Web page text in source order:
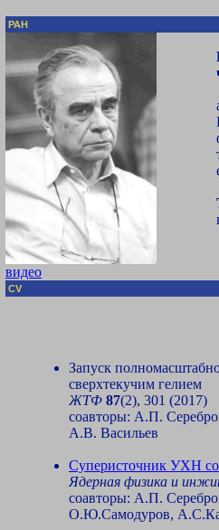
РАН
видео
CV
Запуск
сверхтекучим гелием
ЖТФ 87(2), 301 (2017)
соавторы: А.П.
А.В. Васильев
Суперисточник УХН
Ядерная физика и
соавторы: А.П.
О.Ю.Самодуров,